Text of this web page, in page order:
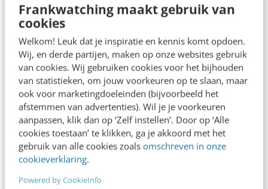
Frankwatching maakt gebruik van
cookies
Welkom! Leuk dat je inspiratie en kennis komt opdoen.
Wij, en derde partijen, maken op onze websites gebruik
van cookies. Wij gebruiken cookies voor het bijhouden
van statistieken, om jouw voorkeuren op te slaan, maar
ook voor marketingdoeleinden (bijvoorbeeld het
afstemmen van advertenties). Wil je je voorkeuren
aanpassen, klik dan op ‘Zelf instellen’. Door op ‘Alle
cookies toestaan’ te klikken, ga je akkoord met het
gebruik van alle cookies zoals omschreven in onze
cookieverklaring.
Powered by CookieInfo
communitymanagement nog regelmatig. In de
praktijk stelt slechts 62% vast welke
contentdoelen men wil bereiken met de
content.
Tip 3 is daarom om vooraf je contentdoelen en
bijbehorend publiek vast te stellen. Wil je de
autoriteit worden op jouw domein bij een breed
publiek? Wil je leads genereren bij
geïnteresseerde bezoekers? Of wil je de